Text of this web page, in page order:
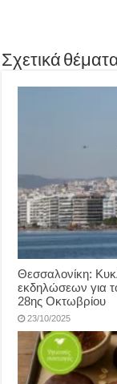
Σχετικά
Θεσσαλονίκη:
εκδηλώσεων για
28ης Οκτωβρίου
23/10/2025